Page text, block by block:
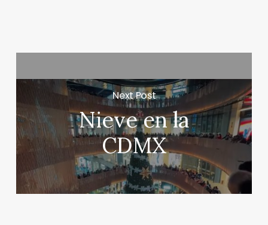
Next Post
Nieve en la
CDMX